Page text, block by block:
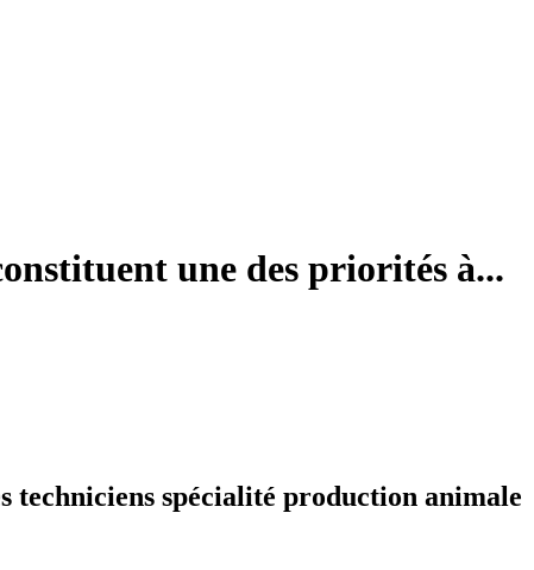
une des priorités à...
techniciens spécialité production animale